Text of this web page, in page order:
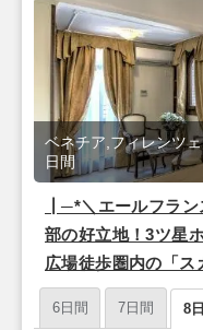
┃─*＼エールフラ
部の好立地！3ツ星
広場徒歩圏内の「ス
レンツェ＆ベネチア
発/エールフランス利
ベネチア,フィレンツ
日間
6日間 7日間 8